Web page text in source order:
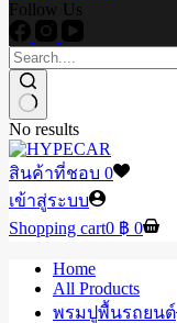
Follow Us
No results
สินค้าที่ชอบ 0
เข้าสู่ระบบ
Shopping cart0 ฿ 0
Home
All Products
พรมปูพื้นรถยนต์